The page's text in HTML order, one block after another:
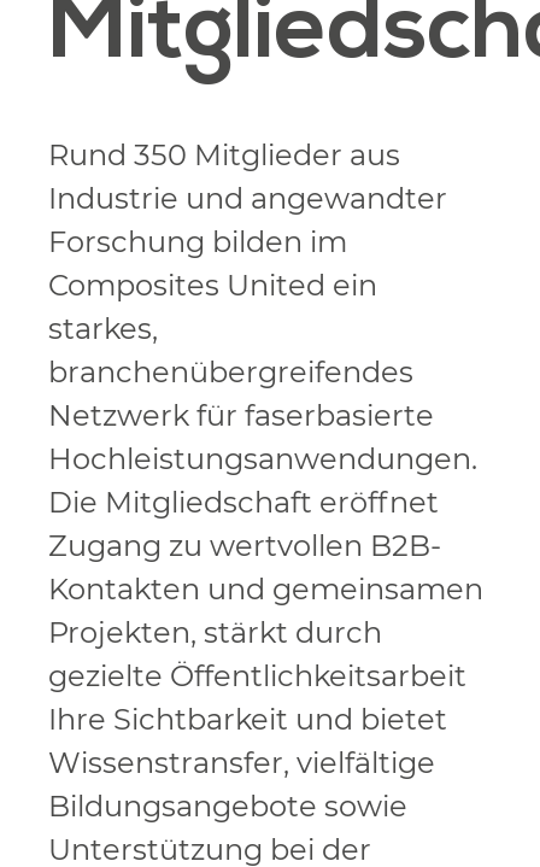
Rund 350 Mitglieder aus
Industrie und angewandter
Forschung bilden im
Composites United ein
starkes,
branchenübergreifendes
Netzwerk für faserbasierte
Hochleistungsanwendungen.
Die Mitgliedschaft eröffnet
Zugang zu wertvollen B2B-
Kontakten und gemeinsamen
Projekten, stärkt durch
gezielte Öffentlichkeitsarbeit
Ihre Sichtbarkeit und bietet
Wissenstransfer, vielfältige
Bildungsangebote sowie
Unterstützung bei der